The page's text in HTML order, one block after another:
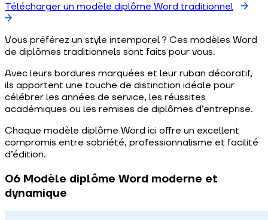
Télécharger un modèle diplôme Word traditionnel
Vous préférez un style intemporel ? Ces modèles Word
de diplômes traditionnels sont faits pour vous.
Avec leurs bordures marquées et leur ruban décoratif,
ils apportent une touche de distinction idéale pour
célébrer les années de service, les réussites
académiques ou les remises de diplômes d’entreprise.
Chaque modèle diplôme Word ici offre un excellent
compromis entre sobriété, professionnalisme et facilité
d’édition.
06 Modèle diplôme Word moderne et
dynamique